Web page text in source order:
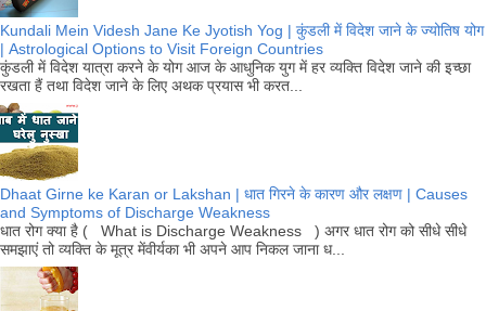
Kundali Mein Videsh Jane Ke Jyotish Yog | कुंडली में विदेश जाने के ज्योतिष योग
| Astrological Options to Visit Foreign Countries
कुंडली में विदेश यात्रा करने के योग आज के आधुनिक युग में हर व्यक्ति विदेश जाने की इच्छा
रखता हैं तथा विदेश जाने के लिए अथक प्रयास भी करत...
Dhaat Girne ke Karan or Lakshan | धात गिरने के कारण और लक्षण | Causes
and Symptoms of Discharge Weakness
धात रोग क्या है ( What is Discharge Weakness ) अगर धात रोग को सीधे सीधे
समझाएं तो व्यक्ति के मूत्र मेंवीर्यका भी अपने आप निकल जाना ध...